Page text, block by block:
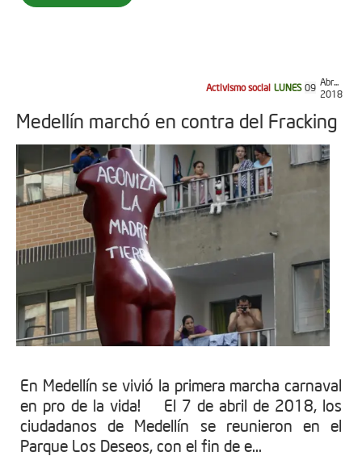
Activismo social LUNES 09 Abr...
2018
Medellín marchó en contra del Fracking
En Medellín se vivió la primera marcha carnaval
en pro de la vida! El 7 de abril de 2018, los
ciudadanos de Medellín se reunieron en el
Parque Los Deseos, con el fin de e...